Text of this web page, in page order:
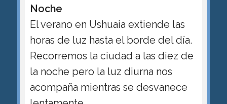
Noche
El verano en Ushuaia extiende las
horas de luz hasta el borde del día.
Recorremos la ciudad a las diez de
la noche pero la luz diurna nos
acompaña mientras se desvanece